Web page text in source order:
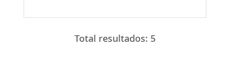
Total resultados: 5